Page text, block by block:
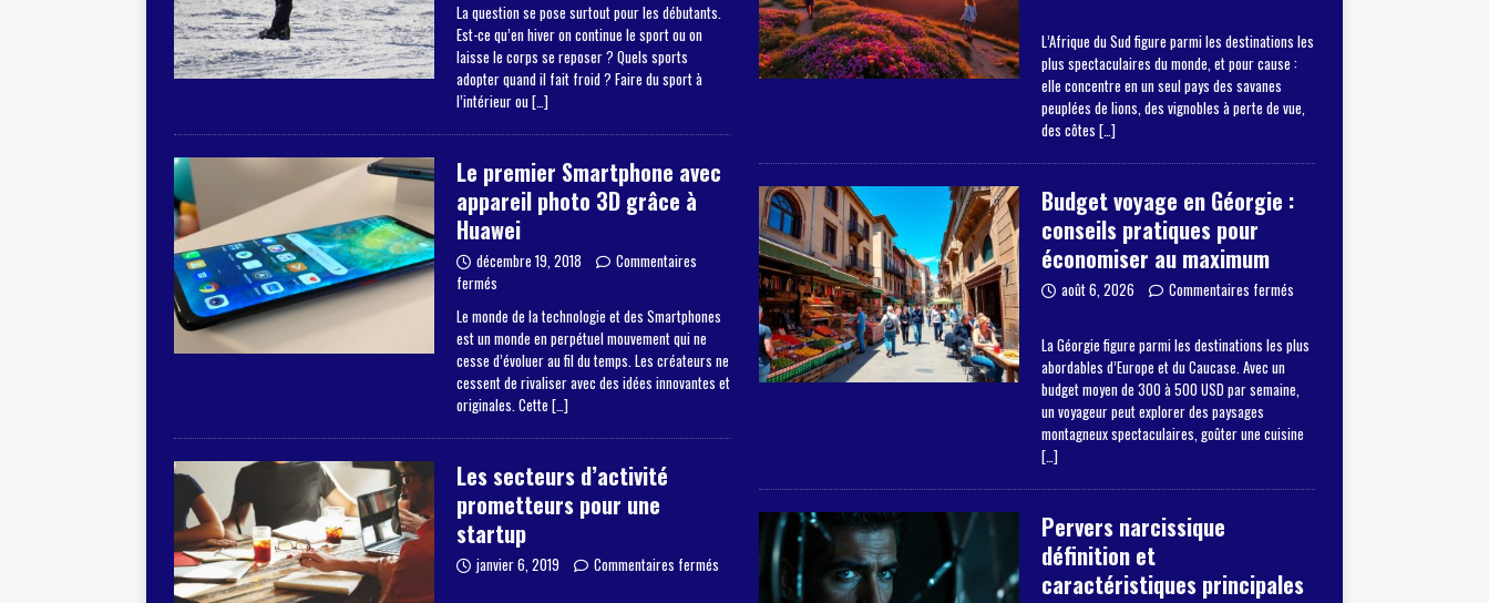
La question se pose surtout pour les débutants.
Est-ce qu’en hiver on continue le sport ou on
laisse le corps se reposer ? Quels sports
adopter quand il fait froid ? Faire du sport à
l’intérieur ou […]
Le premier Smartphone avec
appareil photo 3D grâce à
Huawei
décembre 19, 2018
Commentaires
fermés
Le monde de la technologie et des Smartphones
est un monde en perpétuel mouvement qui ne
cesse d’évoluer au fil du temps. Les créateurs ne
cessent de rivaliser avec des idées innovantes et
originales. Cette […]
Les secteurs d’activité
prometteurs pour une
startup
janvier 6, 2019 Commentaires fermés
L’Afrique du Sud figure parmi les destinations les
plus spectaculaires du monde, et pour cause :
elle concentre en un seul pays des savanes
peuplées de lions, des vignobles à perte de vue,
des côtes […]
Budget voyage en Géorgie :
conseils pratiques pour
économiser au maximum
août 6, 2026 Commentaires fermés
La Géorgie figure parmi les destinations les plus
abordables d’Europe et du Caucase. Avec un
budget moyen de 300 à 500 USD par semaine,
un voyageur peut explorer des paysages
montagneux spectaculaires, goûter une cuisine
[…]
Pervers narcissique
définition et
caractéristiques principales